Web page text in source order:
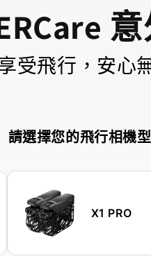
受飛行，安心
請選擇您的飛行相機
X1 PRO